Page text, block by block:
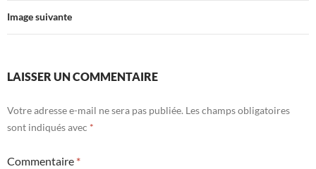
Image suivante
LAISSER UN COMMENTAIRE
Votre adresse e-mail ne sera pas publiée. Les champs obligatoires
sont indiqués avec *
Commentaire *